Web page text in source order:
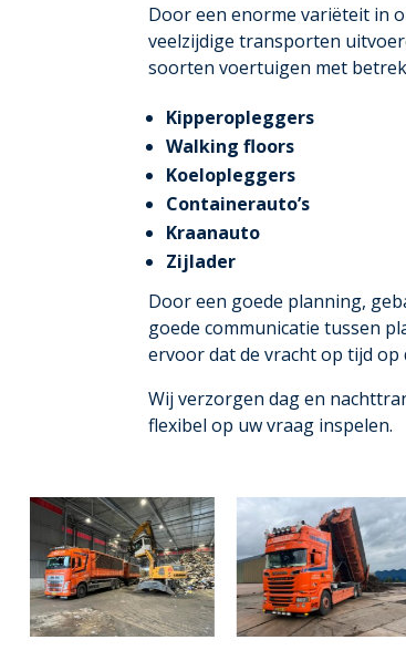
Door een enorme variëteit in
veelzijdige transporten
soorten voertuigen met
Kipperopleggers
Walking floors
Koelopleggers
Containerauto’s
Kraanauto
Zijlader
Door een goede planning,
goede communicatie tussen
ervoor dat de vracht op tijd
Wij verzorgen dag en
flexibel op uw vraag inspelen.